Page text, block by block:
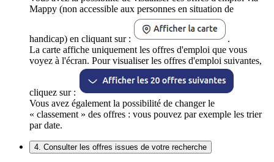
Mappy (non accessible aux personnes en situation de
handicap) en cliquant sur :
.
La carte affiche uniquement les offres d'emploi que vous
voyez à l'écran. Pour visualiser les offres d'emploi suivantes,
cliquez sur :
Vous avez également la possibilité de changer le
« classement » des offres : vous pouvez par exemple les trier
par date.
4. Consulter les offres issues de votre recherche